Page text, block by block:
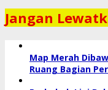
Jangan
Map Merah
Ruang Bagian